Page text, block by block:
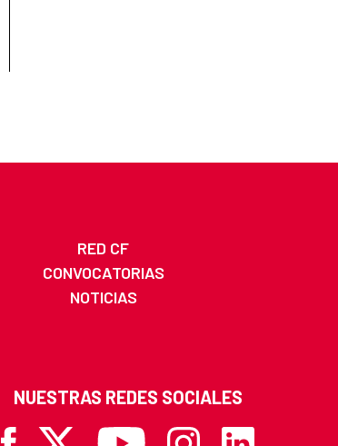
RED CF
CONVOCATORIAS
NOTICIAS
NUESTRAS REDES SOCIALES
Facebook
X Youtube InstagramLinkedin